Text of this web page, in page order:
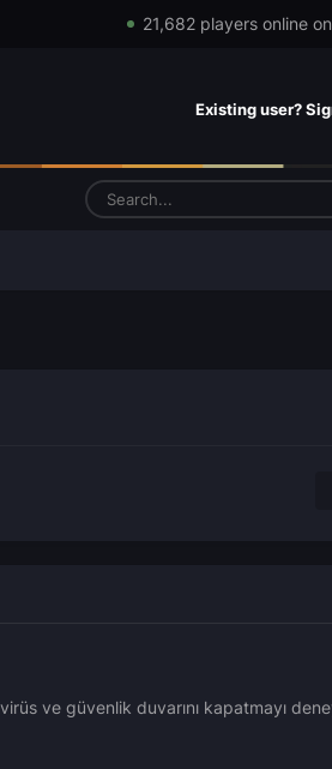
21,682 players online
Existing user?
ve güvenlik duvarını kapatmayı